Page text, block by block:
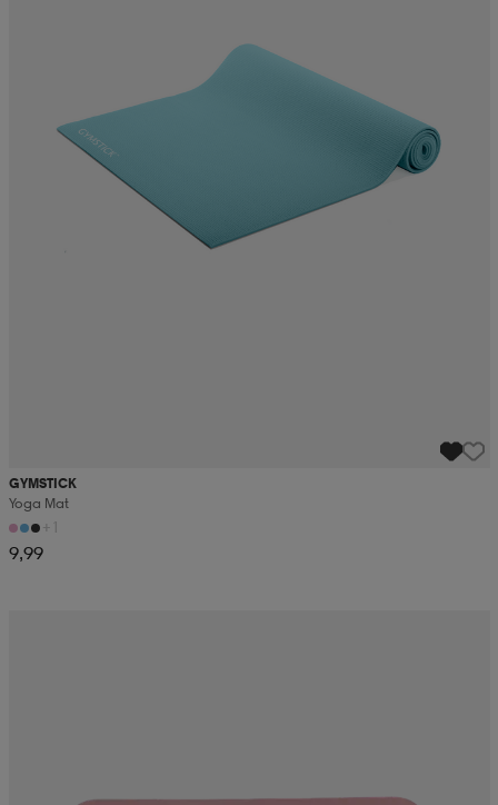
GYMSTICK
Yoga Mat
+1
9,99